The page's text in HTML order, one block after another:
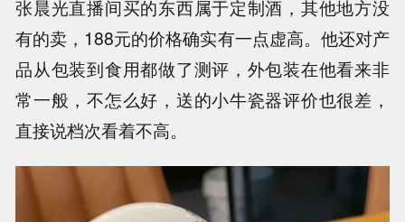
张晨光直播间买的东西属于定制酒，其他地方没
有的卖，188元的价格确实有一点虚高。他还对产
品从包装到食用都做了测评，外包装在他看来非
常一般，不怎么好，送的小牛瓷器评价也很差，
直接说档次看着不高。